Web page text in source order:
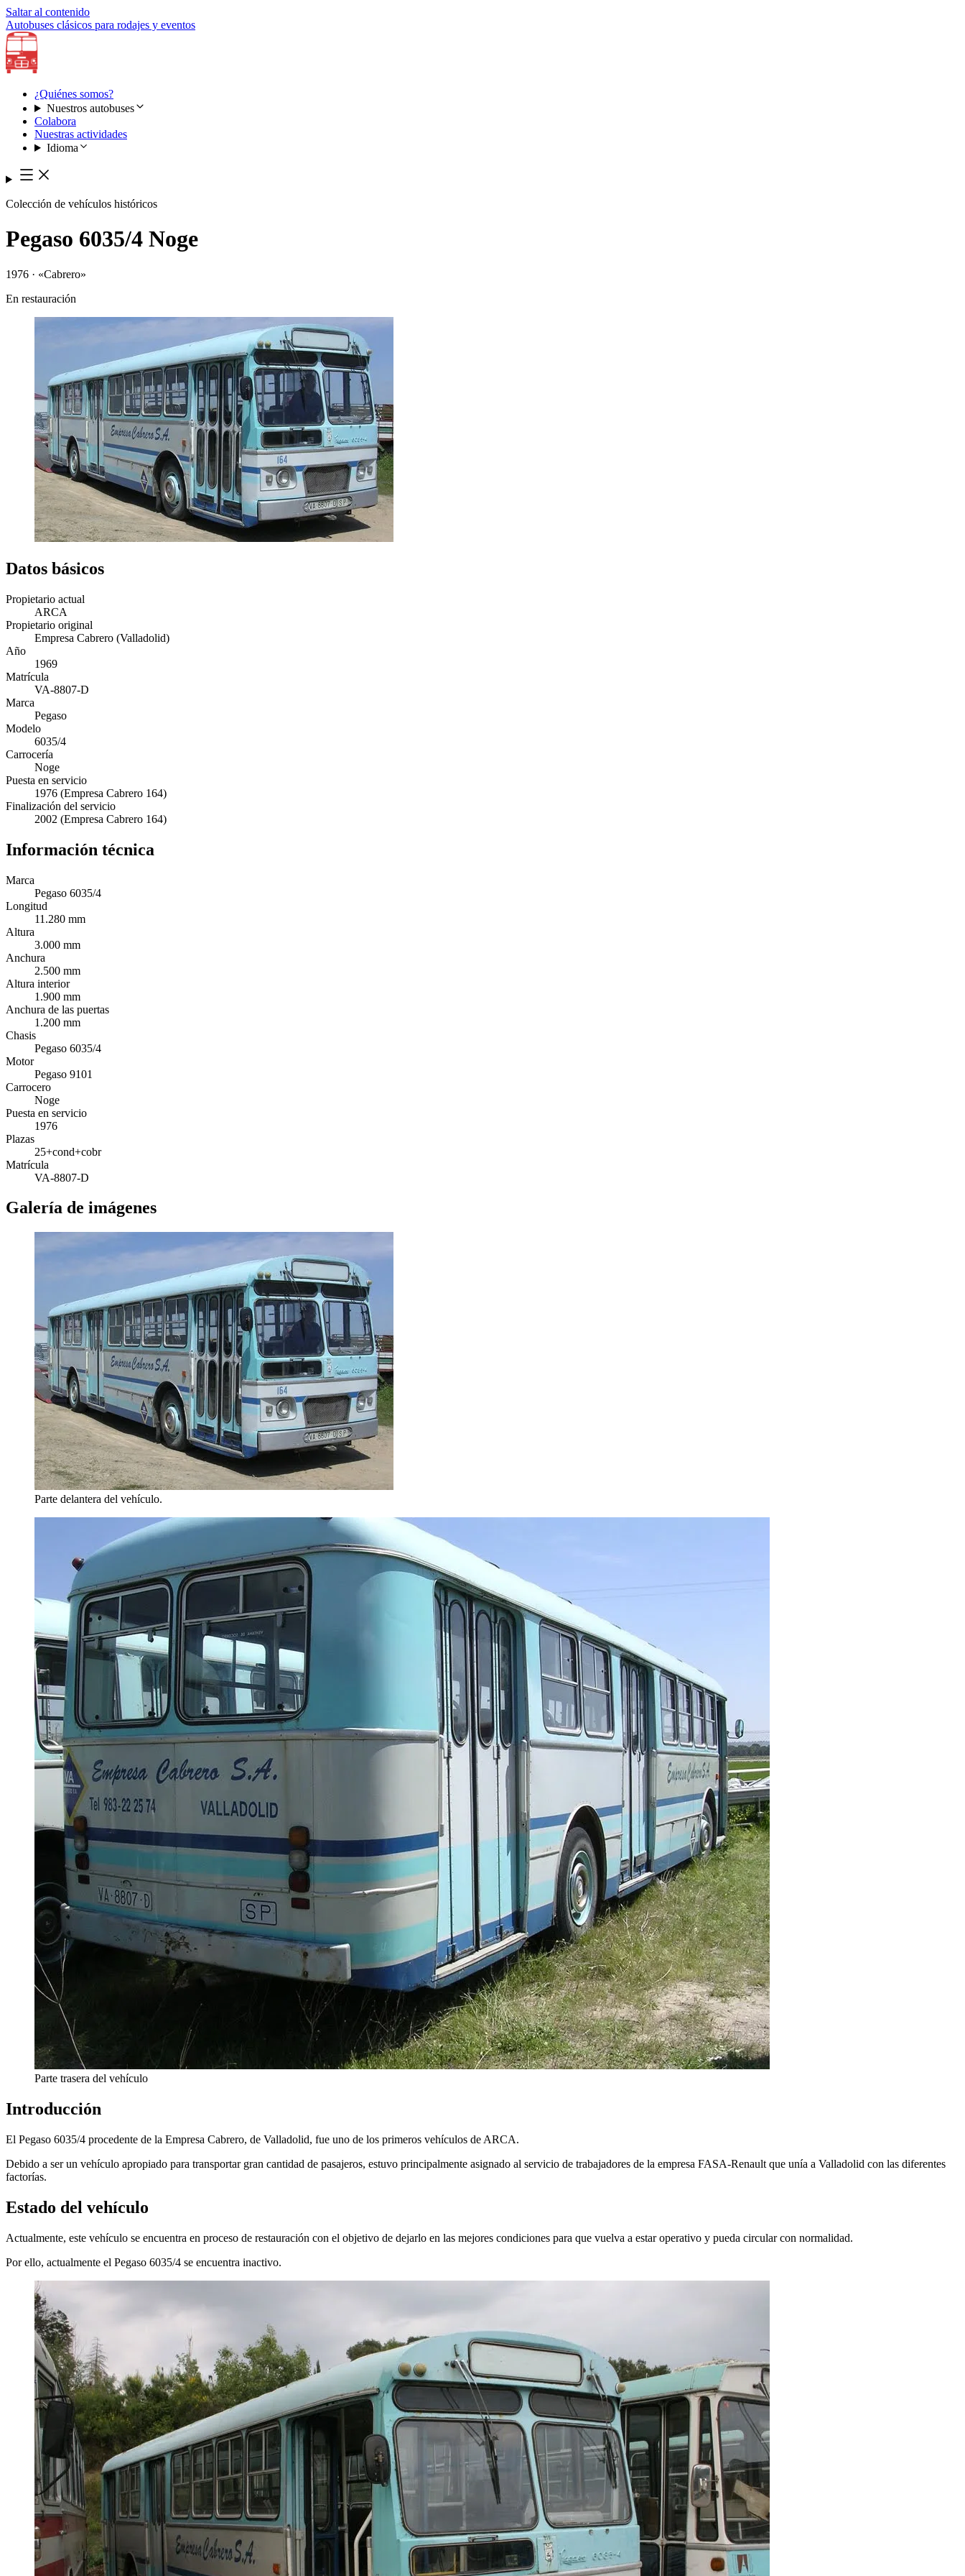
Saltar al contenido
Autobuses clásicos para rodajes y eventos
¿Quiénes somos?
Nuestros autobuses
Colabora
Nuestras actividades
Idioma
Colección de vehículos históricos
Pegaso 6035/4 Noge
1976 · «Cabrero»
En restauración
Datos básicos
Propietario actual
ARCA
Propietario original
Empresa Cabrero (Valladolid)
Año
1969
Matrícula
VA-8807-D
Marca
Pegaso
Modelo
6035/4
Carrocería
Noge
Puesta en servicio
1976 (Empresa Cabrero 164)
Finalización del servicio
2002 (Empresa Cabrero 164)
Información técnica
Marca
Pegaso 6035/4
Longitud
11.280 mm
Altura
3.000 mm
Anchura
2.500 mm
Altura interior
1.900 mm
Anchura de las puertas
1.200 mm
Chasis
Pegaso 6035/4
Motor
Pegaso 9101
Carrocero
Noge
Puesta en servicio
1976
Plazas
25+cond+cobr
Matrícula
VA-8807-D
Galería de imágenes
Parte delantera del vehículo.
Parte trasera del vehículo
Introducción
El Pegaso 6035/4 procedente de la Empresa Cabrero, de Valladolid, fue uno de los primeros vehículos de ARCA.
Debido a ser un vehículo apropiado para transportar gran cantidad de pasajeros, estuvo principalmente asignado al servicio de trabajadores de la empresa FASA-Renault que unía a Valladolid con las diferentes
factorías.
Estado del vehículo
Actualmente, este vehículo se encuentra en proceso de restauración con el objetivo de dejarlo en las mejores condiciones para que vuelva a estar operativo y pueda circular con normalidad.
Por ello, actualmente el Pegaso 6035/4 se encuentra inactivo.